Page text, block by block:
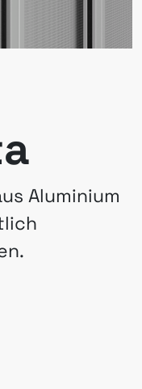
Aluminium